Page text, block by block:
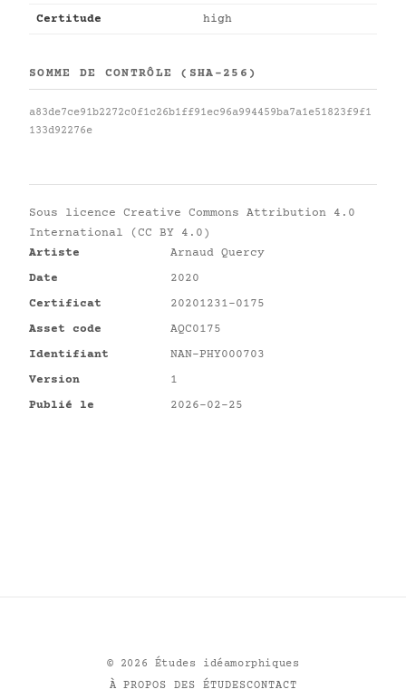
Certitude high
SOMME DE CONTRÔLE (SHA-256)
a83de7ce91b2272c0f1c26b1ff91ec96a994459ba7a1e51823f9f1
133d92276e
Sous licence Creative Commons Attribution 4.0
International (CC BY 4.0)
Artiste
Arnaud Quercy
Date
2020
Certificat
20201231-0175
Asset code
AQC0175
Identifiant
NAN-PHY000703
Version
1
Publié le
2026-02-25
© 2026 Études idéamorphiques
À PROPOS DES ÉTUDESCONTACT